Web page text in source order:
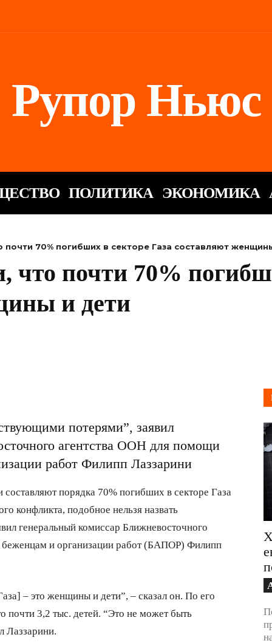
Рупор Ньюс
ПОЛИТИКА ЭКОНОМИКА
70% погибших в секторе Газа составляют
почти 70%
и дети
потерями”, заявил
агентства ООН для помощи
работ Филипп Лаззарини
порядка 70% погибших в секторе Газа
конфликта, подобное нельзя назвать
генеральный комиссар Ближневосточного
и организации работ (БАПОР) Филипп
– это женщины и дети”, – сказал он. По его
почти 3,2 тыс. детей. “Это не может быть
Лаззарини.